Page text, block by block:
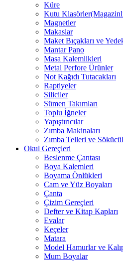
Küre
Kutu
Magnetler
Makaslar
Maket Bıçakları ve
Mantar Pano
Masa Kalemlikleri
Metal Perfore Ürünler
Not Kağıdı Tutacakları
Raptiyeler
Siliciler
Sümen Takımları
Toplu İğneler
Yapıştırıcılar
Zımba Makinaları
Zımba Telleri ve
Okul Gereçleri
Beslenme Çantası
Boya Kalemleri
Boyama Önlükleri
Cam ve Yüz Boyaları
Çanta
Çizim Gereçleri
Defter ve Kitap Kapları
Evalar
Keçeler
Matara
Model Hamurlar ve
Mum Boyalar